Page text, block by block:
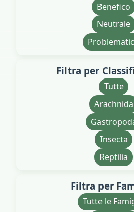
Benefico
Neutrale
Filtra per
Tutte
Arachnida
Insecta
Reptilia
Filtra per
Tutte le